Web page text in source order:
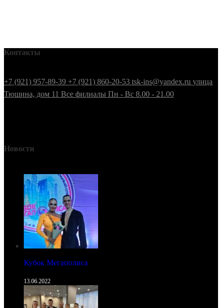
Контакты
+7 (921) 957-89-39 +7 (921) 860-20-53 tsk-ins@yandex.ru улица
Тюшина, дом 11 Все филиалы Пн - Вс 8.00 - 21.00
Новости
Кубок Мегаполиса
13.06.2022